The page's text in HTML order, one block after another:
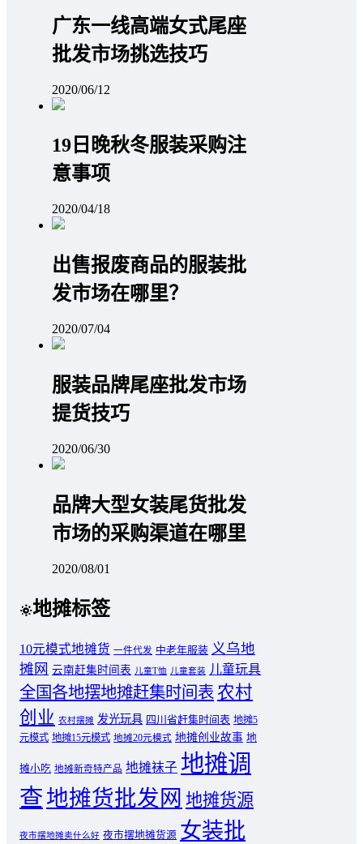
广东一线高端女式尾座
批发市场挑选技巧
2020/06/12
19日晚秋冬服装采购注
意事项
2020/04/18
出售报废商品的服装批
发市场在哪里？
2020/07/04
服装品牌尾座批发市场
提货技巧
2020/06/30
品牌大型女装尾货批发
市场的采购渠道在哪里
2020/08/01
地摊标签
10元模式地摊货 一件代发 中老年服装 义乌地
摊网 云南赶集时间表 儿童T恤 儿童套装 儿童玩具
全国各地摆地摊赶集时间表 农村
创业 农村摆摊 发光玩具 四川省赶集时间表 地摊5
元模式 地摊15元模式 地摊20元模式 地摊创业故事 地
摊小吃 地摊新奇特产品 地摊袜子 地摊调
查地摊货批发网 地摊货源
夜市摆地摊卖什么好 夜市摆地摊货源 女装批